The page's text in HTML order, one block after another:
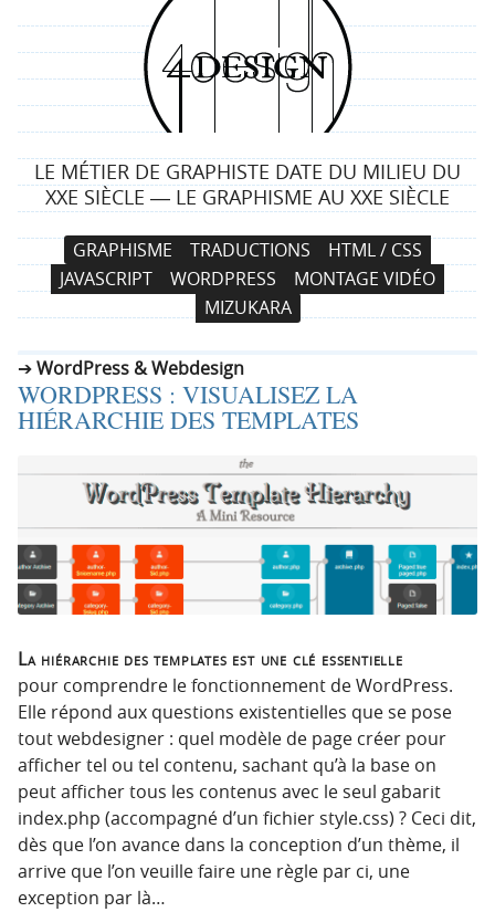
4
d
e
s
i
g
LE MÉTIER DE GRAPHISTE DATE DU MILIEU DU
XXE SIÈCLE ― LE GRAPHISME AU XXE SIÈCLE
a
t
i
r
i
c
i
p
a
l
e
a
u
c
e
n
GRAPHISME TRADUCTIONS
HTML / CSS
JAVASCRIPT
WORDPRESS
MONTAGE VIDÉO
MIZUKARA
WordPress & Webdesign
WORDPRESS : VISUALISEZ LA
HIÉRARCHIE DES TEMPLATES
La hiérarchie des templates est une clé essentielle
pour comprendre le fonctionnement de WordPress.
Elle répond aux questions existentielles que se pose
tout webdesigner : quel modèle de page créer pour
afficher tel ou tel contenu, sachant qu’à la base on
peut afficher tous les contenus avec le seul gabarit
index.php (accompagné d’un fichier style.css) ? Ceci dit,
dès que l’on avance dans la conception d’un thème, il
arrive que l’on veuille faire une règle par ci, une
exception par là…